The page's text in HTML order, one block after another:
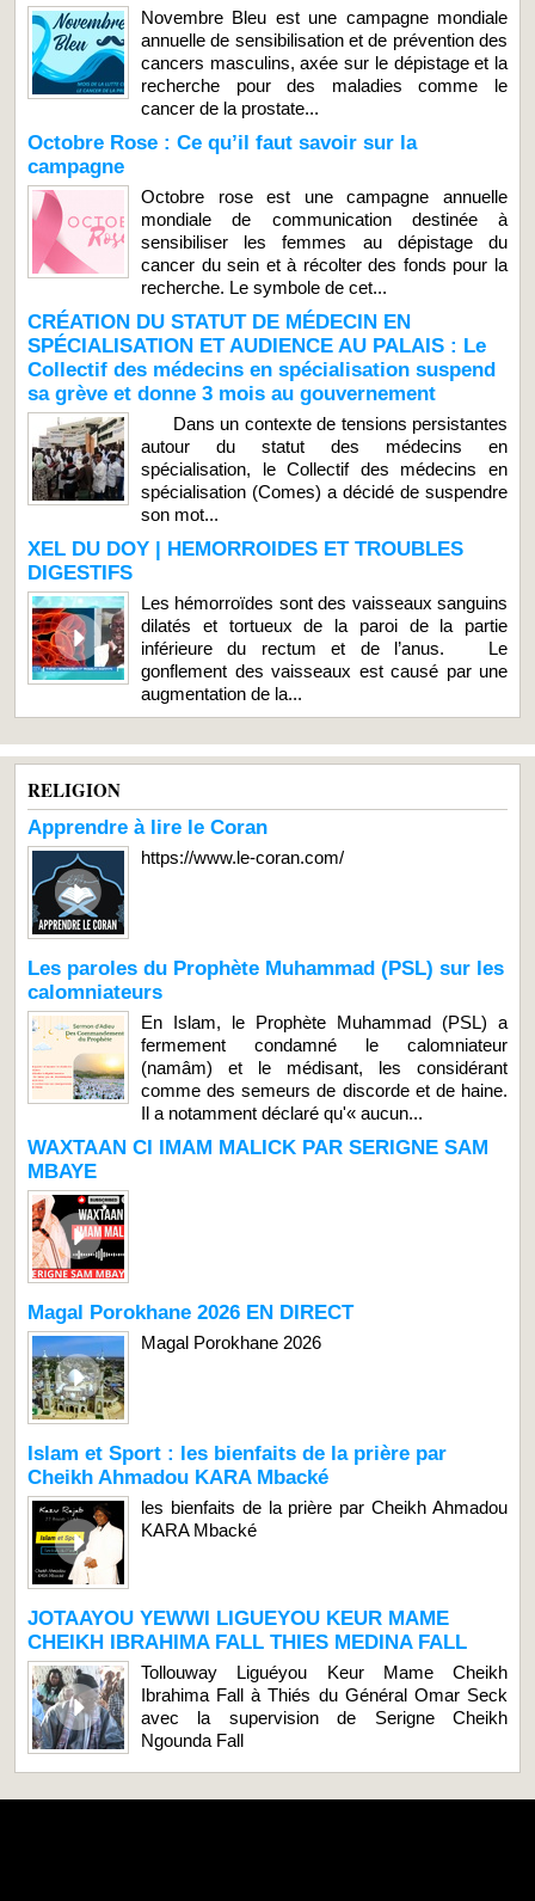
Novembre Bleu est une campagne mondiale
annuelle de sensibilisation et de prévention des
cancers masculins, axée sur le dépistage et la
recherche pour des maladies comme le
cancer de la prostate...
Octobre Rose : Ce qu’il faut savoir sur la
campagne
Octobre rose est une campagne annuelle
mondiale de communication destinée à
sensibiliser les femmes au dépistage du
cancer du sein et à récolter des fonds pour la
recherche. Le symbole de cet...
CRÉATION DU STATUT DE MÉDECIN EN
SPÉCIALISATION ET AUDIENCE AU PALAIS : Le
Collectif des médecins en spécialisation suspend
sa grève et donne 3 mois au gouvernement
Dans un contexte de tensions persistantes
autour du statut des médecins en
spécialisation, le Collectif des médecins en
spécialisation (Comes) a décidé de suspendre
son mot...
XEL DU DOY | HEMORROIDES ET TROUBLES
DIGESTIFS
Les hémorroïdes sont des vaisseaux sanguins
dilatés et tortueux de la paroi de la partie
inférieure du rectum et de l’anus. Le
gonflement des vaisseaux est causé par une
augmentation de la...
RELIGION
Apprendre à lire le Coran
https://www.le-coran.com/
Les paroles du Prophète Muhammad (PSL) sur les
calomniateurs
En Islam, le Prophète Muhammad (PSL) a
fermement condamné le calomniateur
(namâm) et le médisant, les considérant
comme des semeurs de discorde et de haine.
Il a notamment déclaré qu'« aucun...
WAXTAAN CI IMAM MALICK PAR SERIGNE SAM
MBAYE
Magal Porokhane 2026 EN DIRECT
Magal Porokhane 2026
Islam et Sport : les bienfaits de la prière par
Cheikh Ahmadou KARA Mbacké
les bienfaits de la prière par Cheikh Ahmadou
KARA Mbacké
JOTAAYOU YEWWI LIGUEYOU KEUR MAME
CHEIKH IBRAHIMA FALL THIES MEDINA FALL
Tollouway Liguéyou Keur Mame Cheikh
Ibrahima Fall à Thiés du Général Omar Seck
avec la supervision de Serigne Cheikh
Ngounda Fall